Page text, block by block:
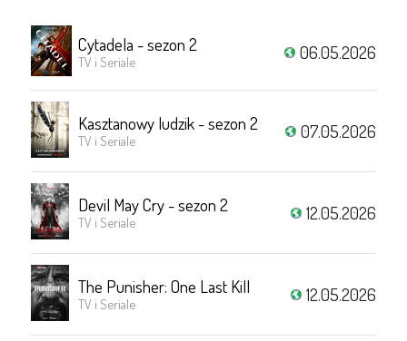
Cytadela - sezon 2
TV i Seriale 06.05.2026
Kasztanowy ludzik - sezon 2
TV i Seriale 07.05.2026
Devil May Cry - sezon 2
TV i Seriale 12.05.2026
The Punisher: One Last Kill
TV i Seriale 12.05.2026